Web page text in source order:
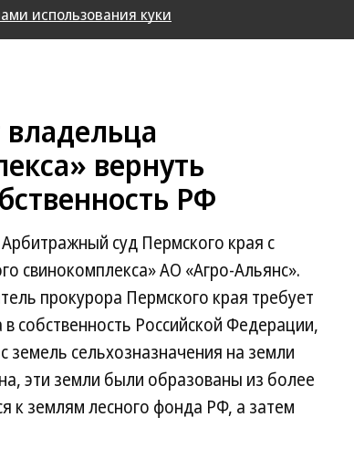
использования куки
владельца
вернуть
РФ
суд Пермского края с
свинокомплекса» АО «Агро-Альянс».
прокурора Пермского края требует
собственность Российской Федерации,
земель сельхозназначения на земли
эти земли были образованы из более
к землям лесного фонда РФ, а затем